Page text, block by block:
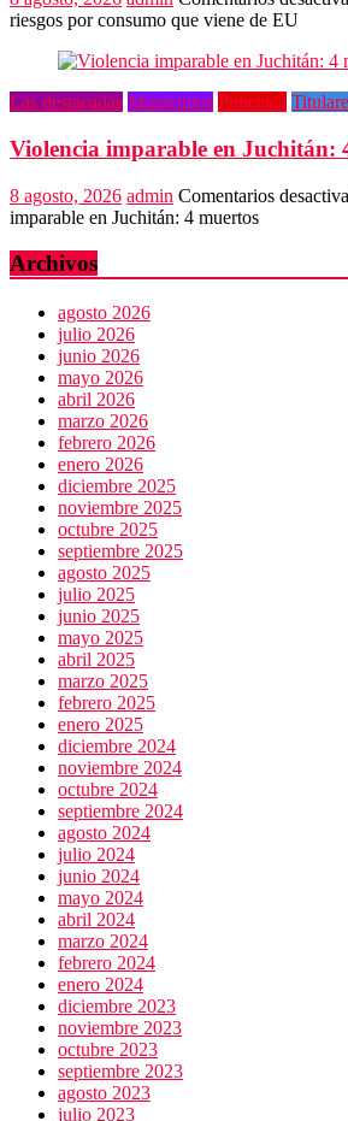
riesgos por consumo que viene de EU
Las destacadas Municipios Policiaca
Violencia imparable en Juchitán:
8 agosto, 2026 admin Comentarios
imparable en Juchitán: 4 muertos
Archivos
agosto 2026
julio 2026
junio 2026
mayo 2026
abril 2026
marzo 2026
febrero 2026
enero 2026
diciembre 2025
noviembre 2025
octubre 2025
septiembre 2025
agosto 2025
julio 2025
junio 2025
mayo 2025
abril 2025
marzo 2025
febrero 2025
enero 2025
diciembre 2024
noviembre 2024
octubre 2024
septiembre 2024
agosto 2024
julio 2024
junio 2024
mayo 2024
abril 2024
marzo 2024
febrero 2024
enero 2024
diciembre 2023
noviembre 2023
octubre 2023
septiembre 2023
agosto 2023
julio 2023